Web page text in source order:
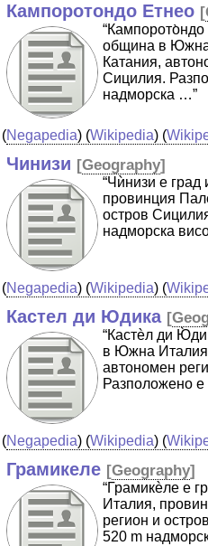
Кампоротондо Етнео [
община в
Катания,
Сицилия.
надморска …”
(Negapedia) (Wikipedia) (
Чинизи [Geography]
“Чѝнизи е
провинция
остров
надморска
(Negapedia) (Wikipedia) (
Кастел ди Юдика [
“Кастѐл ди
в Южна
автономен
Разположено
(Negapedia) (Wikipedia) (
Грамикеле [Geography]
“Грамикѐле е
Италия,
регион и
520 m